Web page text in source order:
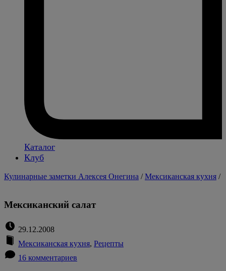
Каталог
Клуб
Кулинарные заметки Алексея Онегина /Мексиканская кухня /
Мексиканский салат
29.12.2008
Мексиканская кухня, Рецепты
16 комментариев